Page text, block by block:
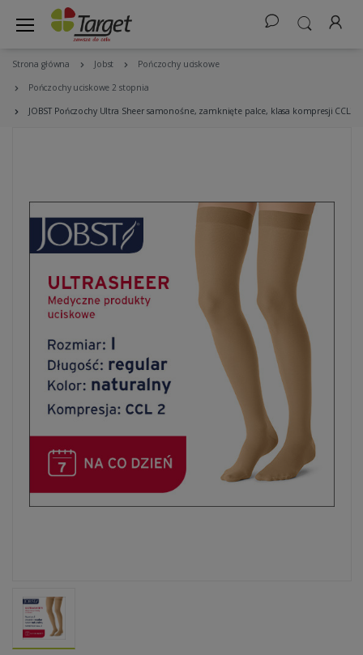
Strona główna Jobst Pończochy uciskowe
Pończochy uciskowe 2 stopnia
JOBST Pończochy Ultra Sheer samonośne, zamknięte palce, klasa kompresji CCL2